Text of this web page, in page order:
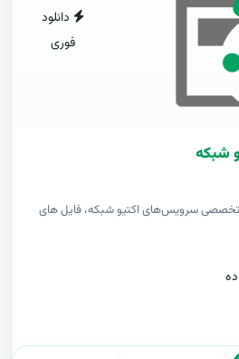
دانلود
فوری
شبکه
تخصصی سرویس‌های اکتیو شبکه، فایل های